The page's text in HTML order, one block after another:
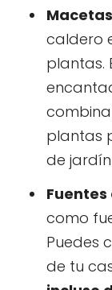
caldero
plantas.
plantas
de
como
Puedes
de tu